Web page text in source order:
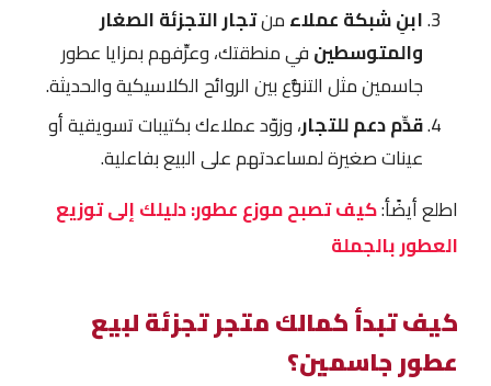
ابنِ شبكة عملاءمنتجار التجزئة الصغار
والمتوسطينفي منطقتك، وعرِّفهم بمزايا عطور
جاسمين مثل التنوُّع بين الروائح الكلاسيكية والحديثة.
قدِّم دعم للتجار، وزوّد عملاءك بكتيبات تسويقية أو
عينات صغيرة لمساعدتهم على البيع بفاعلية.
اطلع أيضًأ:كيف تصبح موزع عطور: دليلك إلى توزيع
العطور بالجملة
كيف تبدأ كمالك متجر تجزئة لبيع
عطور جاسمين؟